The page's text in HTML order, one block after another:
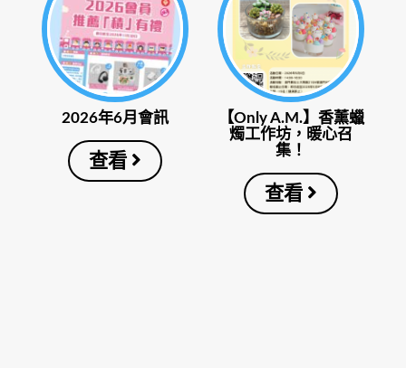
2026年6月會訊
查看
【Only A.M.】香薰蠟
燭工作坊，暖心召
集！
查看